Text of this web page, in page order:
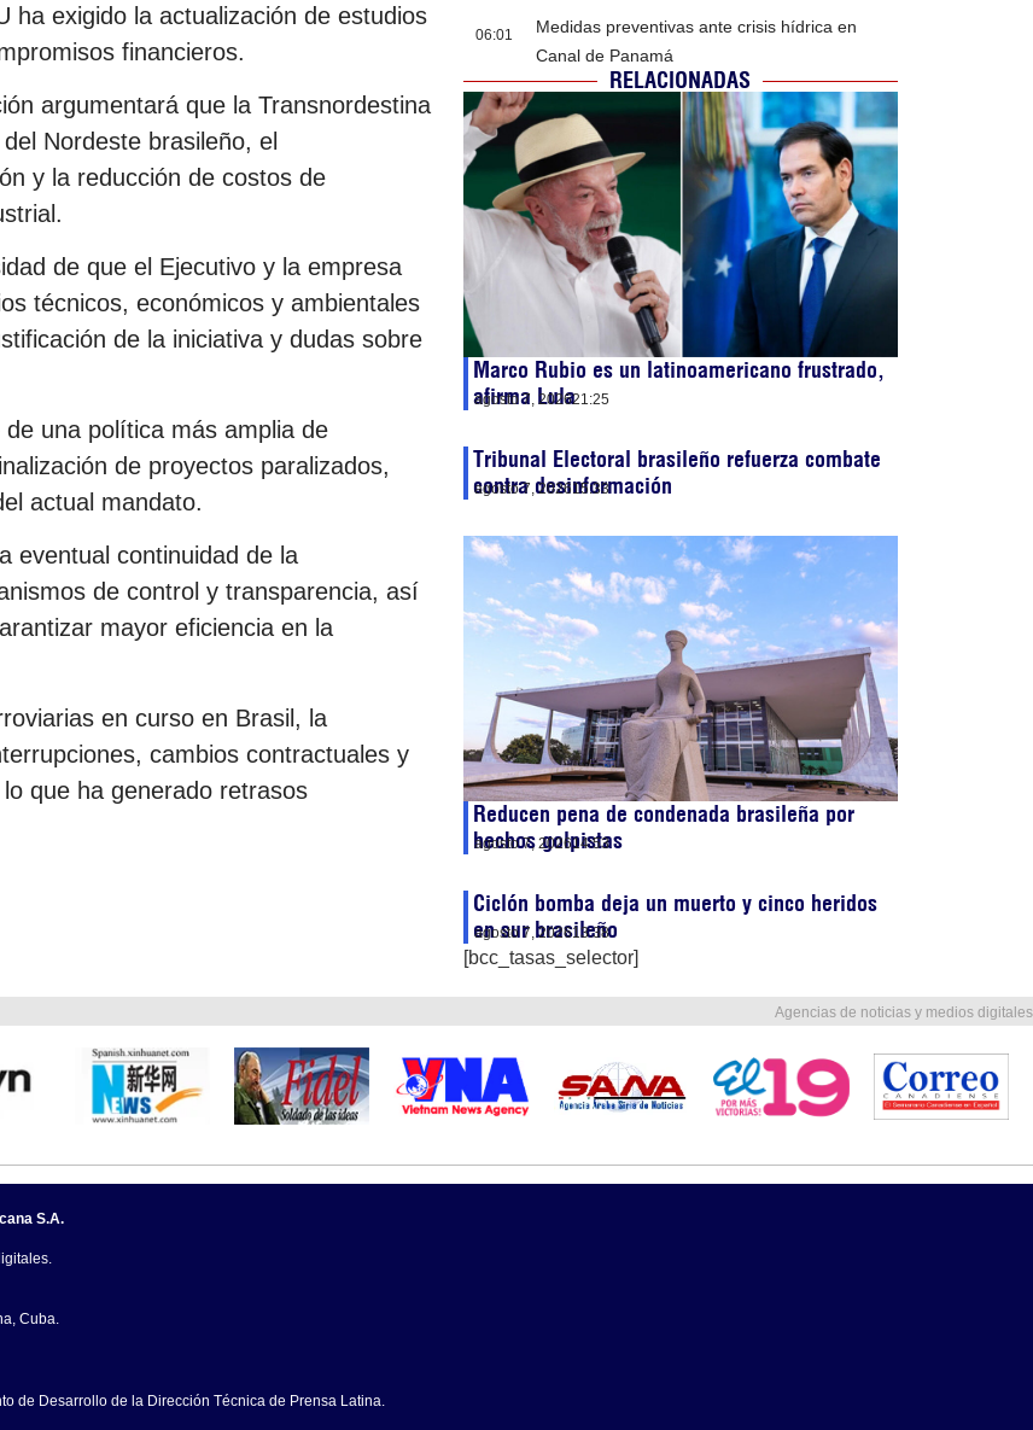
ha exigido la actualización de estudios
financieros.
argumentará que la Transnordestina
Nordeste brasileño, el
y la reducción de costos de
de que el Ejecutivo y la empresa
técnicos, económicos y ambientales
de la iniciativa y dudas sobre
una política más amplia de
de proyectos paralizados,
actual mandato.
eventual continuidad de la
de control y transparencia, así
mayor eficiencia en la
en curso en Brasil, la
cambios contractuales y
que ha generado retrasos
06:01
Medidas preventivas ante crisis hídrica en
Canal de Panamá
RELACIONADAS
Marco Rubio es un latinoamericano frustrado,
afirma Lula
agosto 7, 202621:25
Tribunal Electoral brasileño refuerza combate
contra desinformación
agosto 7, 202615:33
Reducen pena de condenada brasileña por
hechos golpistas
agosto 7, 202614:53
Ciclón bomba deja un muerto y cinco heridos
en sur brasileño
agosto 7, 202613:38
[bcc_tasas_selector]
Agencias de noticias y medios digitales
S.A.
Cuba.
de Desarrollo de la Dirección Técnica de Prensa Latina.